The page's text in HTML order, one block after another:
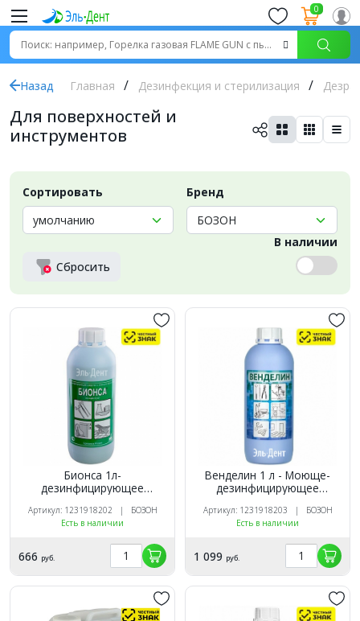
0
Назад Главная Дезинфекция и стерилизация
Для поверхностей и
инструментов
Сортировать Бренд
Сбросить
В наличии
Бионса 1л-
дезинфицирующее
эффектом, концентрат,
БОЗОН (Маркированный)
Артикул: 1231918202 | БОЗОН
Есть в наличии
666 руб.
Венделин 1 л - Моюще-
дезинфицирующее
Артикул: 1231918203 | БОЗОН
Есть в наличии
1 099 руб.